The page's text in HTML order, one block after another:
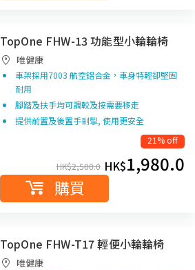
TopOne FHW-13 功能型小輪輪椅
唯健康
車架採用7003 航空鋁合金，車身特輕卻堅固
耐用
腳踏及扶手均可調較及按需要移走
提供前置及後置手剎掣, 使用更安全
21% off
HK$2,500.0 HK$1,980.0
購買
TopOne FHW-T17 輕便小輪輪椅
唯健康